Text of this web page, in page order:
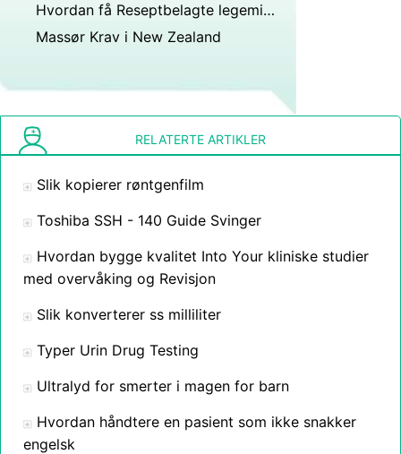
Hvordan få Reseptbelagte legemidler på postordre
Massør Krav i New Zealand
RELATERTE ARTIKLER
Slik kopierer røntgenfilm
Toshiba SSH - 140 Guide Svinger
Hvordan bygge kvalitet Into Your kliniske studier
med overvåking og Revisjon
Slik konverterer ss milliliter
Typer Urin Drug Testing
Ultralyd for smerter i magen for barn
Hvordan håndtere en pasient som ikke snakker
engelsk